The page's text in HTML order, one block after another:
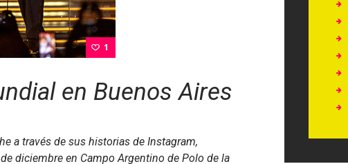
1
en Buenos Aires
a través de sus historias de Instagram,
diciembre en Campo Argentino de Polo de la